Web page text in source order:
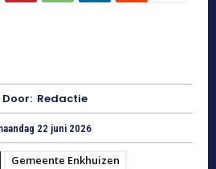
Door: Redactie
22 juni 2026
Gemeente Enkhuizen